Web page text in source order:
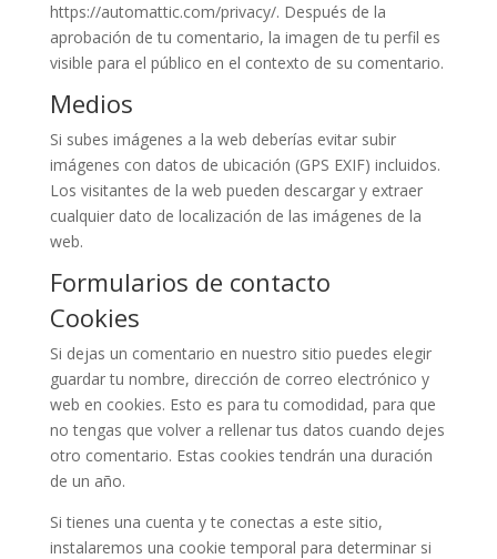
https://automattic.com/privacy/. Después de la
aprobación de tu comentario, la imagen de tu perfil es
visible para el público en el contexto de su comentario.
Medios
Si subes imágenes a la web deberías evitar subir
imágenes con datos de ubicación (GPS EXIF) incluidos.
Los visitantes de la web pueden descargar y extraer
cualquier dato de localización de las imágenes de la
web.
Formularios de contacto
Cookies
Si dejas un comentario en nuestro sitio puedes elegir
guardar tu nombre, dirección de correo electrónico y
web en cookies. Esto es para tu comodidad, para que
no tengas que volver a rellenar tus datos cuando dejes
otro comentario. Estas cookies tendrán una duración
de un año.
Si tienes una cuenta y te conectas a este sitio,
instalaremos una cookie temporal para determinar si